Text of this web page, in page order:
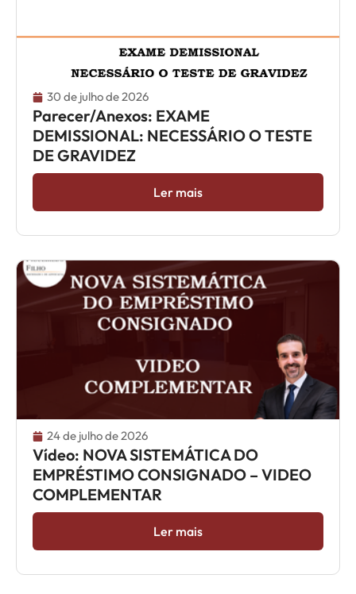
30 de julho de 2026
Parecer/Anexos: EXAME
DEMISSIONAL: NECESSÁRIO O TESTE
DE GRAVIDEZ
Ler mais
24 de julho de 2026
Vídeo: NOVA SISTEMÁTICA DO
EMPRÉSTIMO CONSIGNADO – VIDEO
COMPLEMENTAR
Ler mais